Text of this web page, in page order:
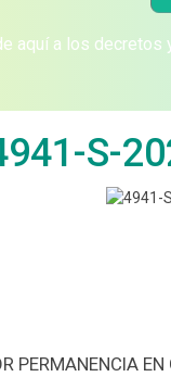
aquí a los
S-
PERMANENCIA EN